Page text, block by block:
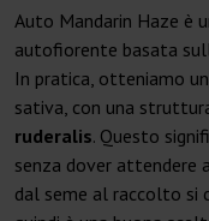
Auto Mandarin Haze è
autofiorente basata
In pratica, otteniamo
sativa, con una
ruderalis. Questo
senza dover attendere
dal seme al raccolto si